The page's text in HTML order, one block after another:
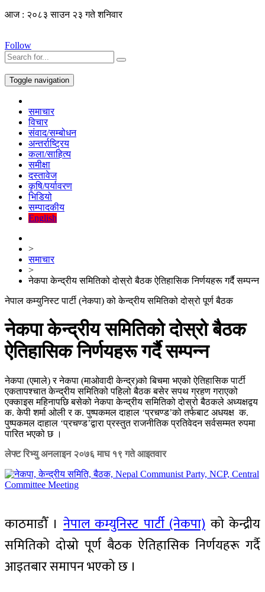
आज : २०८३ साउन २३ गते शनिवार
Follow
Toggle navigation
समाचार
विचार
संवाद/सम्बोधन
अन्तर्राष्ट्रिय
कला/साहित्य
समीक्षा
दस्तावेज
कृषि/पर्यावरण
भिडियो
सम्पादकीय
English
>
समाचार
>
नेकपा केन्द्रीय समितिको दोस्रो बैठक ऐतिहासिक निर्णयहरू गर्दै सम्पन्न
नेपाल कम्युनिस्ट पार्टी (नेकपा) को केन्द्रीय समितिको दोस्रो पूर्ण बैठक
नेकपा केन्द्रीय समितिको दोस्रो बैठक
ऐतिहासिक निर्णयहरू गर्दै सम्पन्न
नेकपा (एमाले) र नेकपा (माओवादी केन्द्र)को बिचमा भएको ऐतिहासिक पार्टी
एकतापश्चात केन्द्रीय समितिको पहिलो बैठक बसेर सपथ ग्रहण गराएको
एक्काइस महिनापछि बसेको नेकपा केन्द्रीय समितिको दोस्रो बैठकले अध्यक्षद्वय
क. केपी शर्मा ओली र क. पुष्पकमल दाहाल ‘प्रचण्ड’को तर्फबाट अधयक्ष क.
पुष्पकमल दाहाल ‘प्रचण्ड’द्वारा प्रस्तुत राजनीतिक प्रतिवेदन सर्वसम्मत रुपमा
पारित भएको छ ।
लेफ्ट रिभ्यु अनलाइन २०७६ माघ १९ गते आइतवार
काठमाडौँ ।नेपाल कम्युनिस्ट पार्टी (नेकपा)को केन्द्रीय
समितिको दोस्रो पूर्ण बैठक ऐतिहासिक निर्णयहरू गर्दै
आइतबार समापन भएको छ ।